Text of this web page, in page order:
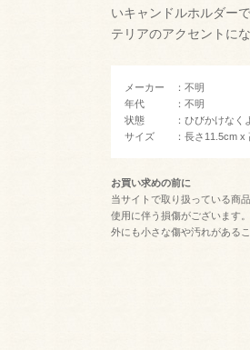
いキャンドルホルダー
テリアのアクセントに
メーカー ：不明
年代 ：不明
状態 ：ひびかけなくよ
サイズ ：長さ11.5cm x
お買い求めの前に
当サイトで取り扱っている商
使用に伴う損傷がございます
外にも小さな傷や汚れがある